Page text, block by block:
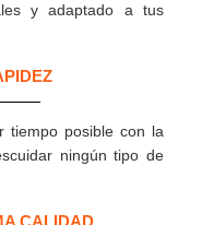
y adaptado a tus
tiempo posible con la
ningún tipo de
CALIDAD